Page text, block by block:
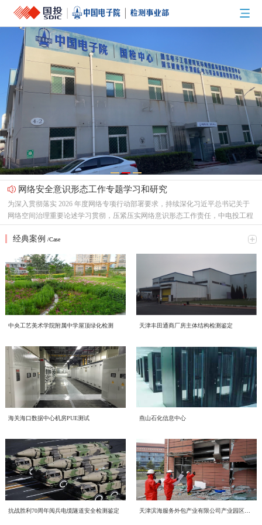
网络安全意识形态工作专题学习和研究
为深入贯彻落实 2026 年度网络专项行动部署要求，持续深化习近平总书记关于
网络空间治理重要论述学习贯彻，压紧压实网络意识形态工作责任，中电投工程
研究检测评定中心有限公司（以下简称“中心”）党总支召开专题支委会，集中研
究网络意识形态重点工作，全面梳理工作提升方向、明确落实举措。结合本次会
态工作核心意义互联网是意识形态斗争的主阵地、主战场、最前沿，网络意识形
态安全直接关系政治安全、舆论安全和单位长远发展。习近平总书记深刻指
出；“过不了互联网这一关，就过不了长期执政这一关，必须坚持正能量是总要
求、管得住是硬道理、用得好是真本事，持续健全网络生态治理长效机制，营造
风清气正的网络空间”。中心运营自有新媒体宣传平台，党员、职工线上交流、
对外业务宣传频次高，各类线上内容发布、网络言论行为都直接代表单位形象、
力，摒弃 “重业务、轻网信” 的片面认知，把网络意识形态工作摆在党建重点位
置，坚持守土有责、守土负责、守土尽责，牢牢管好、守好、用好各类网络阵
地。二、对标专项部署，明晰网络意识形态两大重点工作任务会议传达上级
2026 年度网络专项行动工作要求，结合中心运营管理实际，梳理当前网络意识
形态工作提升方向，明确两项核心工作抓手：（一）从严规范新媒体平台发布流
程，刚性落实 “三校三审” 机制新媒体是对外宣传、传递单位声音的重要载体，
内容导向容不得半点疏漏。将继续完善中心自有新媒体平台信息发布全流程管控
审” 制度：落实三级审核流程，每一级审核均留存书面或线上审核记录，做到全
程可追溯；2. 严把内容导向关口：所有对外发布图文、短视频、工作动态、宣传
材料，必须坚守正确政治方向、舆论导向、价值取向，重点核查政策表述、行业
宣传、对外口径，杜绝模糊表述、片面化表达、导向偏差内容上线；3. 常态化开
展平台自查自纠，定期梳理历史发布内容，及时清理过时、存在风险隐患的信
息，建立宣传内容负面清单，从源头防范舆情风险。（二）常态化开展党员专题
宣讲，引导党员主动传播网络正能量以全体党员为核心抓手，构建常态化网络意
节能新起点，低碳向未来！
明的环保知识学习活动，积极响应2026年全国低碳日“绿色转型 全民同行”主题号
召。一、三部宣传片，共学绿色理念 本次学习重点围绕三部权威宣传片展开，
三部宣传片，视角不同、侧重各异，但指向同一个目标——让绿色低碳成为每个
人的行动自觉。 2026年全国低碳日“绿色转型 全民同行”主题宣传片 由生态环境
部发布，紧扣今年全国低碳日主题，号召全社会共同参与绿色转型，强调低碳发
来”主题视频 聚焦工业和信息化系统节能降碳实践，展示各领域在节能提效、绿
能降碳《守望未来》主题宣传片 以公共机构为切入点，讲述节能降碳背后的责
任与担当，传递"节约资源就是守护未来"的理念，展现公共机构在绿色转型中的
示范引领作用。二、立足"十五五"，践行全流程绿色理念在中国电子工程设计院
股份有限公司的引领下，我们立足“十五五”碳排放双控新要求，从设计、施工到
运维全流程践行绿色发展理念。 设计阶段，优先采用节能环保技术方案，从源
运维阶段，持续优化能源管理，以精细化运营实现长效减碳。三、从点滴做起，
纸，选择绿色出行让我们携手共建低碳企业，为美丽中国贡献力量！
喜报！中电投工程研究检测评定中心成功获批CNAS温室气体
审定与核查认可资质
近日，中电投工程研究检测评定中心有限公司（以下简称中心）顺利通过中国合
格评定国家认可委员会（CNAS）严格评审，成功取得温室气体审定和核查分项
认可资质，认可注册号为CNAS VV048-EI。此次资质的成功获批，标志着中心
温室气体核查、碳资产管理与低碳技术服务能力正式获得国家级、国际化权威认
委员会（CNAS）是国内权威的实验室与检验检测机构认可机构，其认可资质具
备国际互认效力，严格遵循ISO 14064系列国际标准及国家温室气体审定核查相
关准则，评审标准严苛、涵盖范围全面，是衡量机构碳核查技术能力、公正性与
权威性的核心标杆，获得该项认可意味着机构出具的温室气体审定、核查结果可
获得全球多个国家和地区的认可，具备极强的公信力与法律效力。 评审过程
中，CNAS评审组通过资料审核、现场核查、体系核查等多维度、全流程严苛评
审，对中心温室气体量化核算、排放核查、数据溯源管理、质量管理体系等核心
管理程序以及严谨的技术服务流程，最终确认中心完全符合温室气体审定与核查
机构认可规范要求，准予获批相关认可资质。 作为深耕工程检测、评定与绿色
低碳技术服务领域的专业机构，中电投工程研究检测评定中心有限公司长期聚
焦“双碳”战略落地，深耕绿色低碳产业赛道，持续完善碳服务技术体系，组建专
业碳核查技术团队，深耕电子电气设备，工业机械，食品，土木工程，建材等多
领域温室气体排放核算与核查，不断夯实技术积淀、优化服务流程、提升专业能
力，全力为各类市场主体提供科学、精准、合规的碳管理技术支撑。 此次CNAS
赋能合规高质量发展 中电投检测中心承接国投健康公司启动
力企业高质量、可持续、安全化发展，中国电子工程设计院股份有限公司全资子
公司中电投工程研究检测评定中心有限公司（以下简称“中电投检测中心”）承接
了国投健康产业投资有限公司（以下简称“国投健康”）质量、环境、职业健康安
全管理三体系建设项目。并于近日组织召开质量、环境、职业健康安全管理三体
系建设项目启动会。本次启动的三体系建设，严格对标 GB/T 19001-2016/ISO
9001:2015质量管理体系、GB/T 24001-2016/ISO 14001:2015环境管理体系、GB/T
45001-2020/ISO 45001:2018职业健康安全管理体系。结合标准条款和国投健康运
程工作安排，确保体系建设贴合企业实际经营情况，真正实现标准化落地、常态
化运行、长效化赋能。作为本次三体系建设工作的技术支撑单位，中电投检测中
心将持续推进国投健康三体系建设、运行、认证工作，以标准化管理赋能健康产
业高质量发展，助力国投健康全力打造管理规范、服务优质、安全可控、可持续
发展的长效管理机制。
CECS协会标准《电子工业化学品系统验收标准（送审稿）》
审查会顺利召开
近日，由中国电子工程设计院股份有限公司国家电子工程建筑及环境性能质量检
验检测中心主编的中国工程建设标准化协会标准《电子工业化学品系统验收标准
（送审稿）》（以下简称《标准》）审查会在北京召开。近年来，随着国内半导
体集成电路、平板显示等行业的快速发展，高纯化学品系统作为整个电子工程建
学品系统质量和验收细则的标准缺失，现行GB 50781、等标准多是从设计、建
造的角度，对电子工业气体系统进行技术规定，从质量控制角度目前的做法基本
是引用SEMI、ASTM等国外标准，一方面缺少技术一致性，另一方面制约了国
内相关产业的发展。本标准从立项开始，就得到了CECS 电子工程分会的大力支
持和行业的高度关注，组建了涵盖业主单位、设计院、施工单位、材料和设备供
应商、检测和技术服务机构等20多家参编单位的编制组。中国工程建设标准化协
会电子工程分会、审查专家和编制组成员代表近20人参加了会议。会议由中国工
中电投检测中心为工业建筑进行火灾后检测鉴定—全维度检
近期，我中心针对某电厂烟囱火灾事件完成全面检测鉴定工作。本次鉴定严格依
准》等国家标准，通过实体检测、温度场仿真、力学分析等多维度评估，明确烟
囱结构现状及后续处置方向，为电厂安全生产提供科学支撑。（1）全维度检测
覆盖 核心指标符合规范本次检测首先核查烟囱结构体系及平面布置，确认该钢
筋混凝土筒体整体布置与原设计图纸完全一致。地基基础未见不均匀沉降、滑移
或整体倾斜现象，后续仍需按规范持续开展沉降观测。外观质量检查显示，火灾
未对混凝土筒壁外表面造成损伤，无人机高清拍摄及倾斜摄影三维模型验证，外
环境噪声检测，守护城市声环境质量
随着我国经济发展和城市化进程的加速，噪声污染已成为现代社会中一个日益突
出的环境问题。环境噪声检测作为治理噪声污染的重要环节，对提升环境的健康
及舒适度具有重要意义。 中电投工程研究检测评定中心有限公司（以下简称中
电投检测中心）是中国国家认证认可监督管理委员会批准具备资质认定
（CMA）的检验检测机构，也是由中国合格评定国家认可委员会（CNAS）批准
结构检测的智能化升级路径——智慧监测赋能工业装备
依托“十五五”质量强国与智能制造发展布局，国内检验检测行业正加速数字化、
经典案例 /Case
中央工艺美术学院附属中学屋顶绿化检测 天津丰田通商厂房主体结构检测鉴定
海关海口数据中心机房PUE测试 燕山石化信息中心
抗战胜利70周年阅兵电缆隧道安全检测鉴定